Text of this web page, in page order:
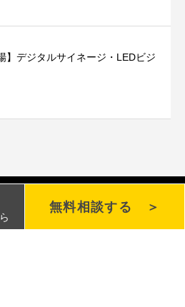
無料相談する ＞
】デジタルサイネージ・LEDビジ